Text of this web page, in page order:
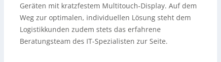
Geräten mit kratzfestem Multitouch-Display. Auf dem
Weg zur optimalen, individuellen Lösung steht dem
Logistikkunden zudem stets das erfahrene
Beratungsteam des IT-Spezialisten zur Seite.